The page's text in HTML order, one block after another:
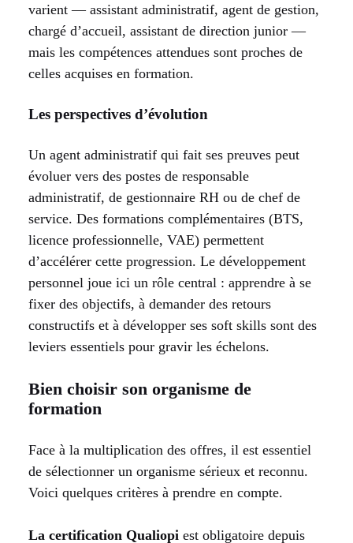
varient — assistant administratif, agent de gestion,
chargé d’accueil, assistant de direction junior —
mais les compétences attendues sont proches de
celles acquises en formation.
Les perspectives d’évolution
Un agent administratif qui fait ses preuves peut
évoluer vers des postes de responsable
administratif, de gestionnaire RH ou de chef de
service. Des formations complémentaires (BTS,
licence professionnelle, VAE) permettent
d’accélérer cette progression. Le développement
personnel joue ici un rôle central : apprendre à se
fixer des objectifs, à demander des retours
constructifs et à développer ses soft skills sont des
leviers essentiels pour gravir les échelons.
Bien choisir son organisme de
formation
Face à la multiplication des offres, il est essentiel
de sélectionner un organisme sérieux et reconnu.
Voici quelques critères à prendre en compte.
La certification Qualiopi est obligatoire depuis